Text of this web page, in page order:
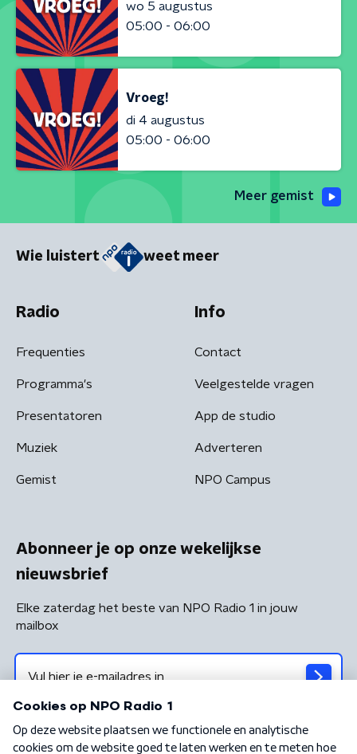
wo 5 augustus
05:00 - 06:00
Vroeg!
di 4 augustus
05:00 - 06:00
Meer gemist
Wie luistert weet meer
Radio
Frequenties
Programma's
Presentatoren
Muziek
Gemist
Info
Contact
Veelgestelde vragen
App de studio
Adverteren
NPO Campus
Abonneer je op onze wekelijkse
nieuwsbrief
Elke zaterdag het beste van NPO Radio 1 in jouw
mailbox